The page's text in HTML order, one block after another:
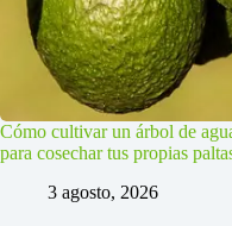
Cómo cultivar un árbol de
para cosechar tus propias
3 agosto, 2026